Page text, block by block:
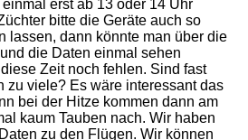
erst ab 13 oder 14 Uhr
bitte die Geräte auch so
lassen, dann könnte man über die
die Daten einmal sehen
Zeit noch fehlen. Sind fast
zu viele? Es wäre interessant das
bei der Hitze kommen dann am
kaum Tauben nach. Wir haben
zu den Flügen. Wir können